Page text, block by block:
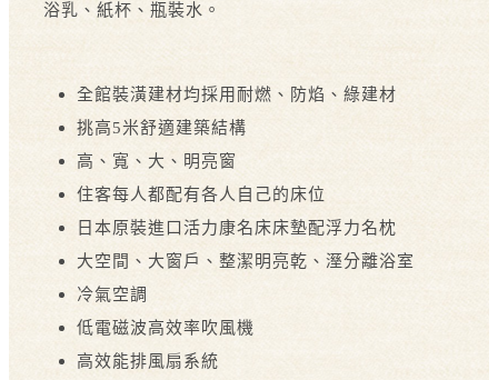
浴乳、紙杯、瓶裝水。
全館裝潢建材均採用耐燃、防焰、綠建材
挑高5米舒適建築結構
高、寬、大、明亮窗
住客每人都配有各人自己的床位
日本原裝進口活力康名床床墊配浮力名枕
大空間、大窗戶、整潔明亮乾、溼分離浴室
冷氣空調
低電磁波高效率吹風機
高效能排風扇系統